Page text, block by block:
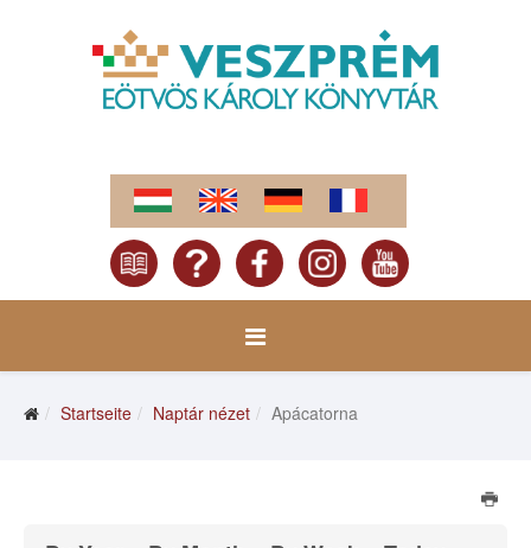
Startseite Naptár nézet Apácatorna